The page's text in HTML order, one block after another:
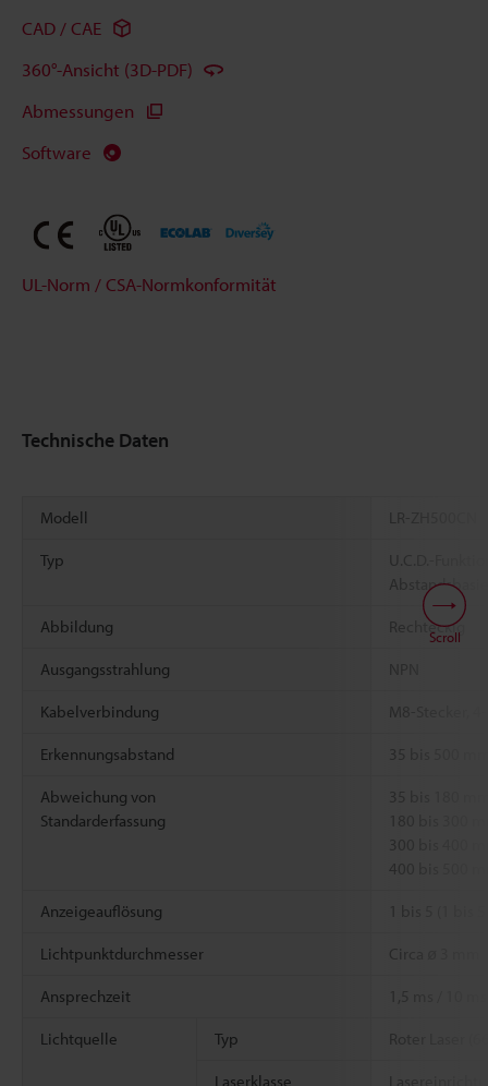
CAD / CAE
360°-Ansicht (3D-PDF)
Abmessungen
Software
UL-Norm / CSA-Normkonformität
Technische Daten
Modell
Typ
U.C.D.-
Abbildung Rechteckig
Ausgangsstrahlung
Kabelverbindung M8-Stecker,
Erkennungsabstand 35 bis 500
Abweichung von
Standarderfassung
35 bis 180
300 bis 400
400 bis 500
Anzeigeauflösung
Lichtpunktdurchmesser Circa ø 3 mm
Ansprechzeit
Lichtquelle Typ Roter Laser
Laserklasse
Scroll